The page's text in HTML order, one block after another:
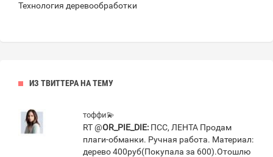
Технология деревообработки
ИЗ ТВИТТЕРА НА ТЕМУ
тоффи💫
RT @OR_PIE_DIE: ПСС, ЛЕНТА Продам
плаги-обманки. Ручная работа. Материал:
дерево 400руб(Покупала за 600).Отошлю